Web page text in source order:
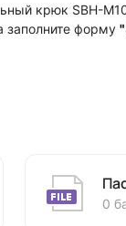
крюк SBH-
заполните форму
0